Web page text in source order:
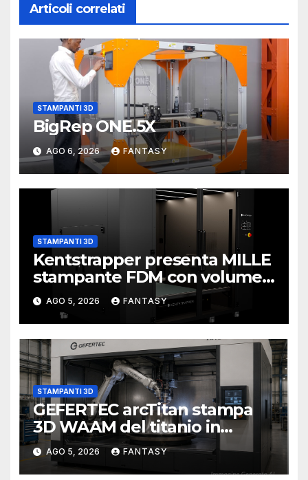
Articoli correlati
STAMPANTI 3D
BigRep ONE.5X
AGO 6, 2026 FANTASY
STAMPANTI 3D
Kentstrapper presenta MILLE
stampante FDM con volume
di stampa da un metro cubo
AGO 5, 2026 FANTASY
STAMPANTI 3D
GEFERTEC arcTitan stampa
3D WAAM del titanio in
camera inerte
AGO 5, 2026 FANTASY